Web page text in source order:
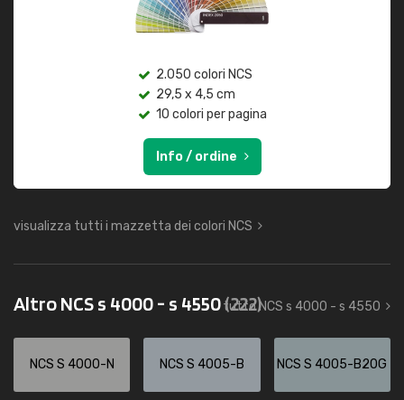
2.050 colori NCS
29,5 x 4,5 cm
10 colori per pagina
Info / ordine
visualizza tutti i mazzetta dei colori NCS
Altro NCS s 4000 - s 4550(222)
tutto NCS s 4000 - s 4550
NCS S 4000-N NCS S 4005-B NCS S 4005-B20G